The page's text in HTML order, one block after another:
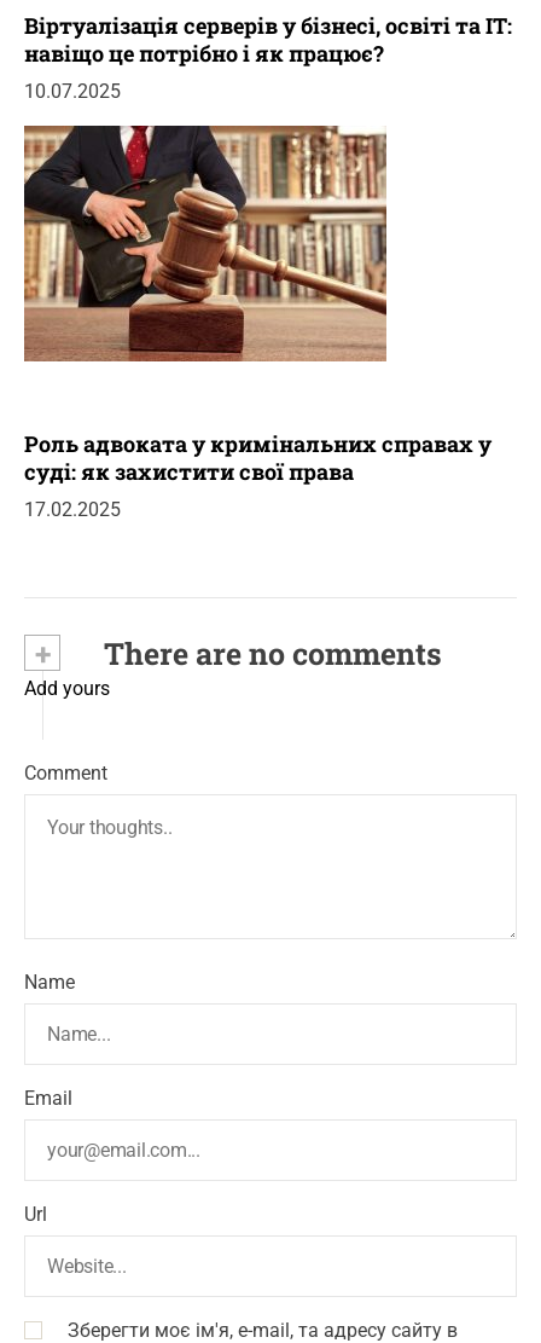
Віртуалізація серверів у бізнесі, освіті та IT:
навіщо це потрібно і як працює?
10.07.2025
Роль адвоката у кримінальних справах у
суді: як захистити свої права
17.02.2025
+ There are no comments
Add yours
Comment
Name
Email
Url
Зберегти моє ім'я, e-mail, та адресу сайту в